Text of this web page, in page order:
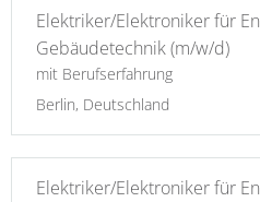
Elektriker/Elektroniker für
Gebäudetechnik (m/w/d)
mit Berufserfahrung
Berlin, Deutschland
Elektriker/Elektroniker für